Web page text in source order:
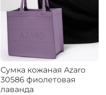
Сумка кожаная Azaro
30586 фиолетовая
лаванда